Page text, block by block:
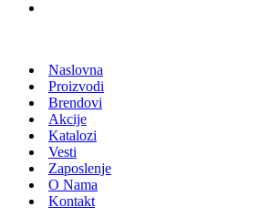
Naslovna
Proizvodi
Brendovi
Akcije
Katalozi
Vesti
Zaposlenje
O Nama
Kontakt